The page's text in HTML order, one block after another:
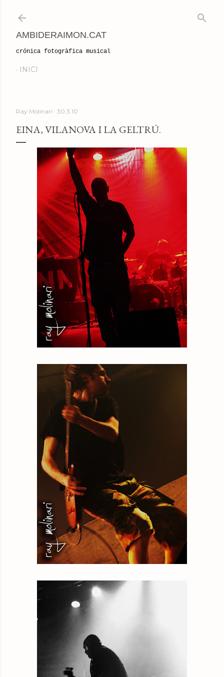
AMBIDERAIMON.CAT
crónica fotogràfica musical
INICI
Ray Molinari 30.3.10
EINA, VILANOVA I LA GELTRÚ.